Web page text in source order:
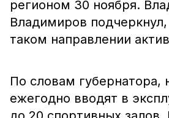
регионом 30 ноября.
Владимиров
таком направлении
По словам губернатора,
ежегодно вводят в